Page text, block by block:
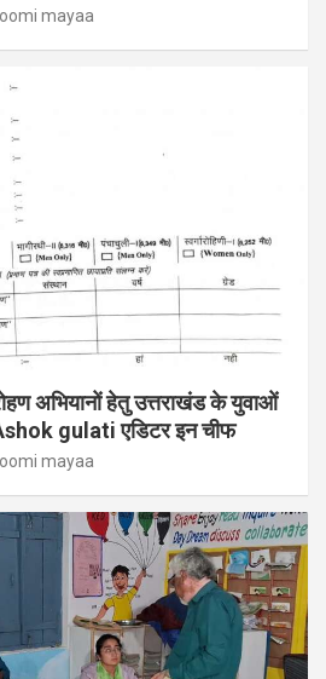
mayaa
अभियानों हेतु उत्तराखंड के युवाओं
gulati एडिटर इन चीफ
mayaa